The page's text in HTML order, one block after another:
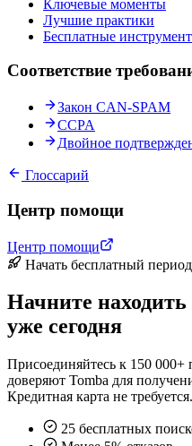
Ключевые моменты
Лучшие практики
Бесплатные
Соответствие
Закон CAN-SPAM
CCPA
Двойное
Глоссарий
Центр помощи
Центр помощи
Начать бесплатный период
Начните
уже сегодня
Присоединяйтесь к 150 000+
доверяют Tomba для
Кредитная карта не требуется.
25 бесплатных